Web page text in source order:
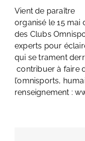
Vient de paraître
organisé le 15 mai
des Clubs
experts pour
qui se trament
contribuer à faire
l’omnisports,
renseignement :